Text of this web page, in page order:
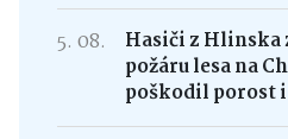
5. 08.
Hasiči z Hlinska
požáru lesa na
poškodil porost